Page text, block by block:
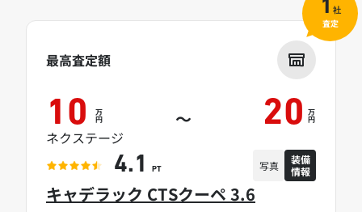
キャデラック CTSクーペ 3.6
最高査定額
10 万
円 ～ 20 万
円
ネクステージ
4.1 PT 写真
装備
情報
1 社
査定